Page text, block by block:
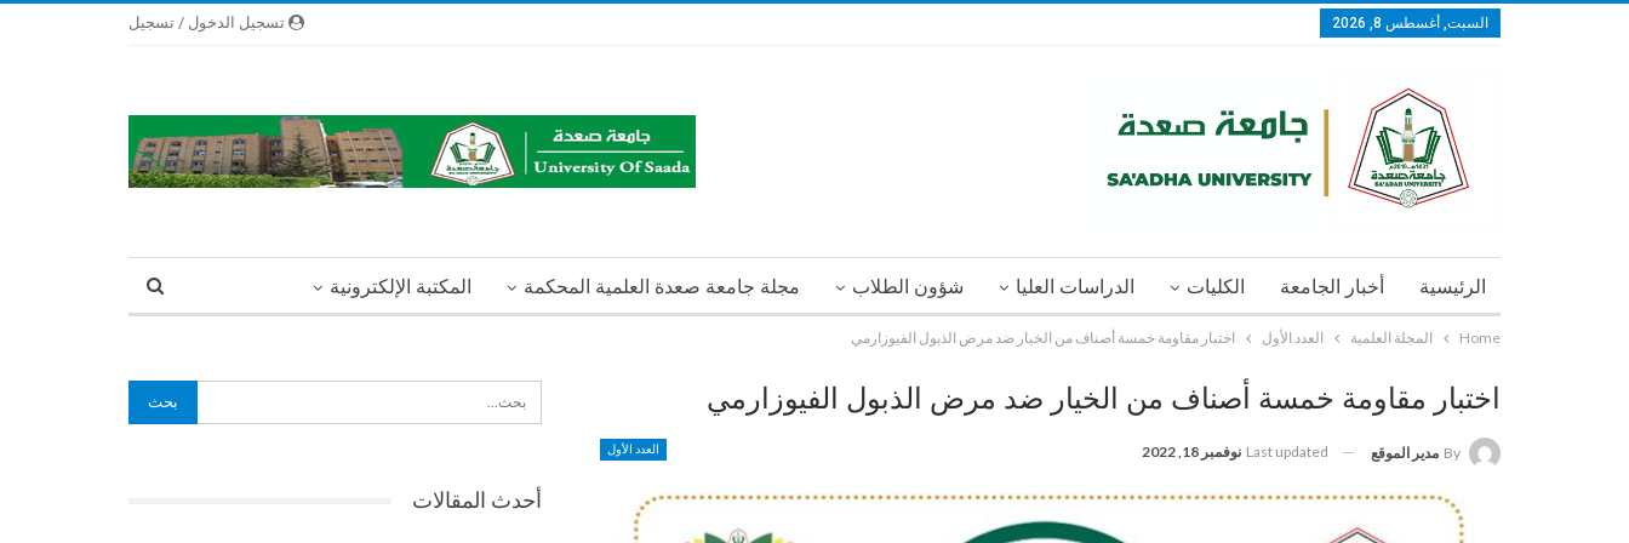
تسجيل الدخول / تسجيل السبت, أغسطس 8, 2026
الرئيسية أخبار الجامعة الكليات الدراسات العليا شؤون الطلاب مجلة جامعة صعدة العلمية المحكمة المكتبة الإلكترونية
Home المجلة العلمية العدد الأول اختبار مقاومة خمسة أصناف من الخيار ضد مرض الذبول الفيوزارمي
اختبار مقاومة خمسة أصناف من الخيار ضد مرض الذبول الفيوزارمي
العدد الأول By مدير الموقع Last updated نوفمبر 18, 2022
أحدث المقالات